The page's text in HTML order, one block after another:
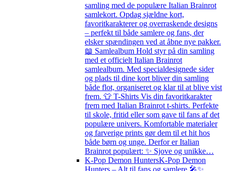
samling med de populære Italian Brainrot
samlekort. Opdag sjældne kort,
favoritkarakterer og overraskende designs
– perfekt til både samlere og fans, der
elsker spændingen ved at åbne nye pakker.
📖 Samlealbum Hold styr på din samling
med et officielt Italian Brainrot
samlealbum. Med specialdesignede sider
og plads til dine kort bliver din samling
både flot, organiseret og klar til at blive vist
frem. 👕 T-Shirts Vis din favoritkarakter
frem med Italian Brainrot t-shirts. Perfekte
til skole, fritid eller som gave til fans af det
populære univers. Komfortable materialer
og farverige prints gør dem til et hit hos
både børn og unge. Derfor er Italian
Brainrot populært: ✨ Sjove og unikke…
K-Pop Demon HuntersK-Pop Demon
Hunters – Alt til fans og samlere 🎤✨